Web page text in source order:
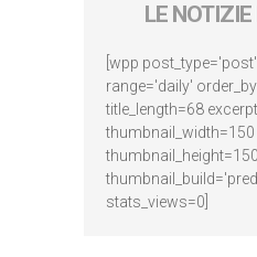
LE
[wpp
range='daily'
title_length=68
thumbnail_width=150
thumbnail_height=150
stats_views=0]